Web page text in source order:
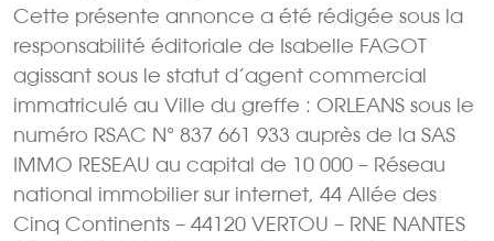
Cette présente annonce a été rédigée sous la
responsabilité éditoriale de Isabelle FAGOT
agissant sous le statut d’agent commercial
immatriculé au Ville du greffe : ORLEANS sous le
numéro RSAC N° 837 661 933 auprès de la SAS
IMMO RESEAU au capital de 10 000 – Réseau
national immobilier sur internet, 44 Allée des
Cinq Continents – 44120 VERTOU – RNE NANTES